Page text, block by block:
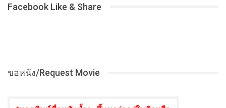
Facebook Like & Share
ขอหนัง/Request Movie